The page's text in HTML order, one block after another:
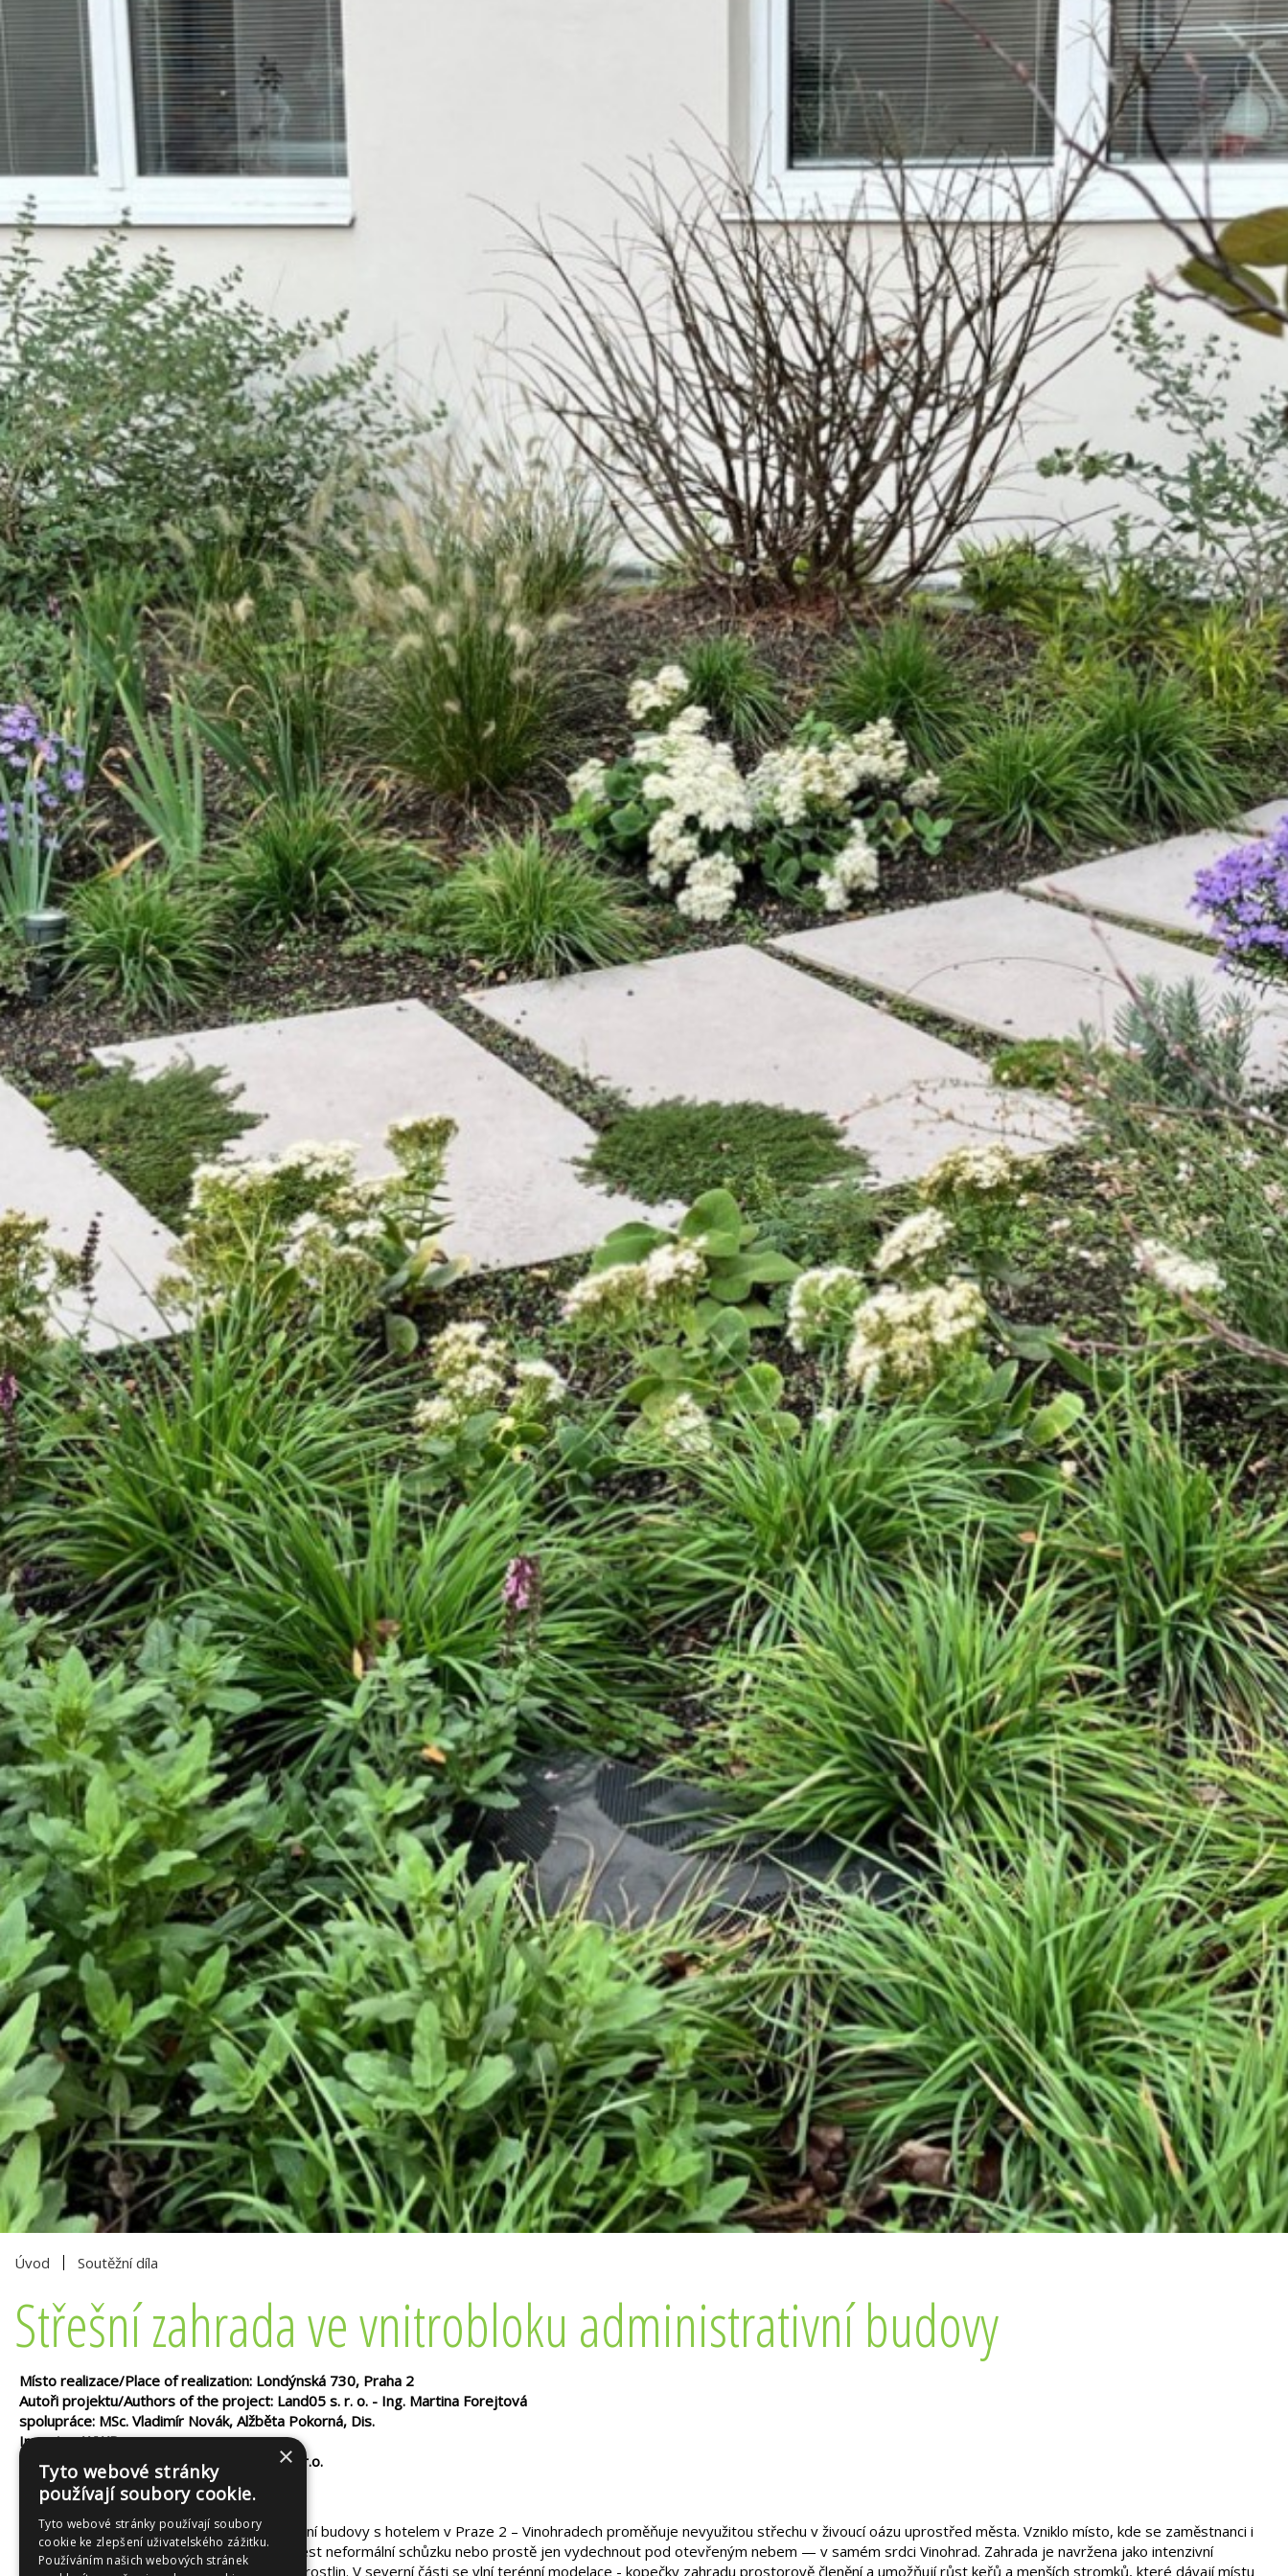
Úvod Soutěžní díla
Střešní zahrada ve vnitrobloku administrativní budovy
Místo realizace/Place of realization: Londýnská 730, Praha 2
Autoři projektu/Authors of the project: Land05 s. r. o. - Ing. Martina Forejtová
spolupráce: MSc. Vladimír Novák, Alžběta Pokorná, Dis.
Investor: WWR s.r.o.
Zhotovitel/Contractor: GreenVille service s.r.o.
Výměra/Area: 184 m2
Rok založení/Year of construction: 2024
Střešní zahrada ve vnitrobloku administrativní budovy s hotelem v Praze 2 – Vinohradech proměňuje nevyužitou střechu v živoucí oázu uprostřed města. Vzniklo místo, kde se zaměstnanci i
hosté mohou v klidu zastavit, dát si kávu, vést neformální schůzku nebo prostě jen vydechnout pod otevřeným nebem — v samém srdci Vinohrad. Zahrada je navržena jako intenzivní
vegetační střecha s bohatým sortimentem rostlin. V severní části se vlní terénní modelace - kopečky zahradu prostorově členění a umožňují růst keřů a menších stromků, které dávají místu
×
Tyto webové stránky
používají soubory cookie.
Tyto webové stránky používají soubory
cookie ke zlepšení uživatelského zážitku.
Používáním našich webových stránek